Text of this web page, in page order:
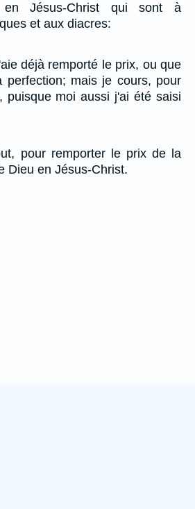
Jésus-Christ qui sont à
et aux diacres:
déjà remporté le prix, ou que
perfection; mais je cours, pour
puisque moi aussi j'ai été saisi
pour remporter le prix de la
Dieu en Jésus-Christ.